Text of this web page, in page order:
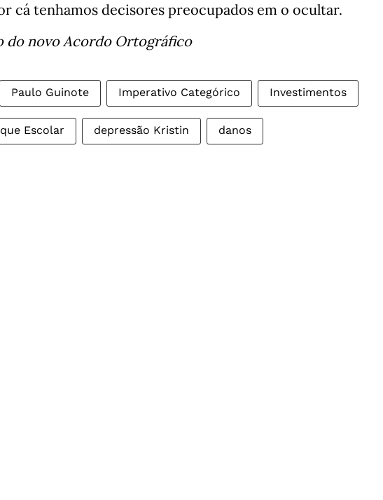
cá tenhamos decisores preocupados em o ocultar.
do novo Acordo Ortográfico
Paulo Guinote Imperativo Categórico Investimentos
Escolar depressão Kristin danos